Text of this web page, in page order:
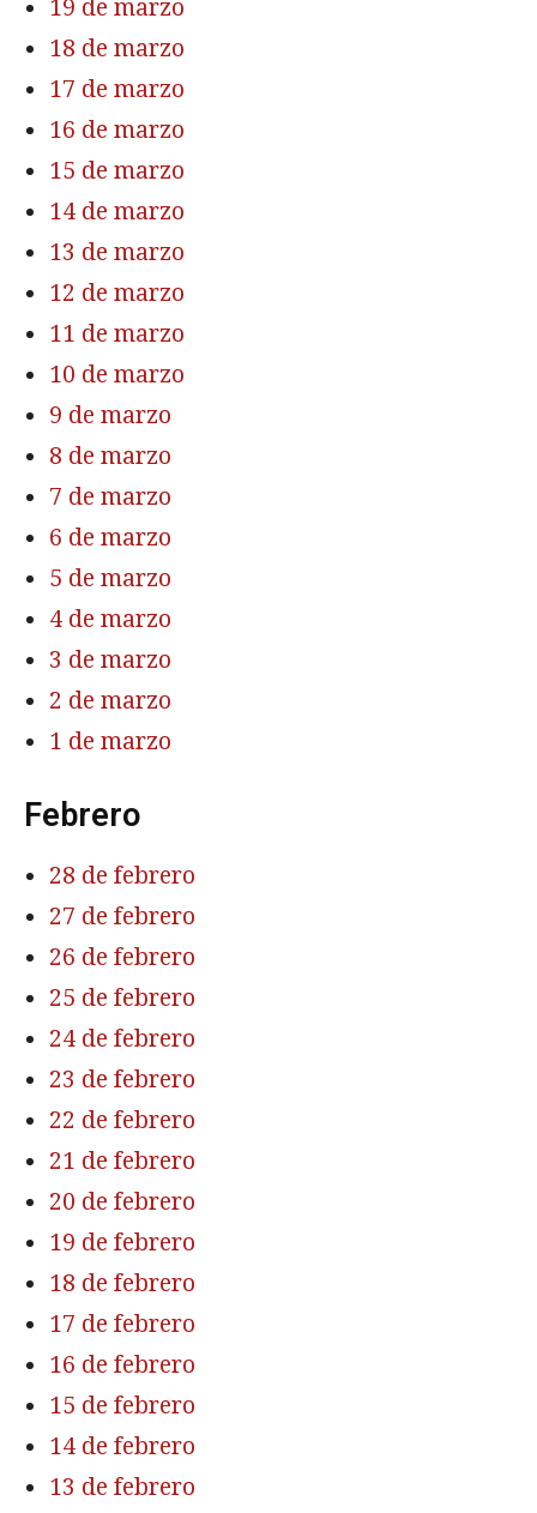
19 de marzo
18 de marzo
17 de marzo
16 de marzo
15 de marzo
14 de marzo
13 de marzo
12 de marzo
11 de marzo
10 de marzo
9 de marzo
8 de marzo
7 de marzo
6 de marzo
5 de marzo
4 de marzo
3 de marzo
2 de marzo
1 de marzo
Febrero
28 de febrero
27 de febrero
26 de febrero
25 de febrero
24 de febrero
23 de febrero
22 de febrero
21 de febrero
20 de febrero
19 de febrero
18 de febrero
17 de febrero
16 de febrero
15 de febrero
14 de febrero
13 de febrero